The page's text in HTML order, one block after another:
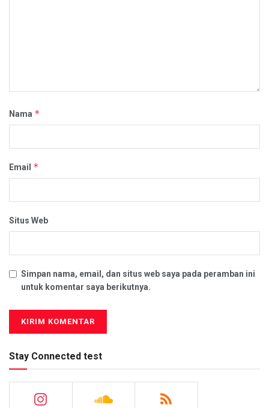
Nama *
Email *
Situs Web
Simpan nama, email, dan situs web saya pada peramban ini
untuk komentar saya berikutnya.
Stay Connected test